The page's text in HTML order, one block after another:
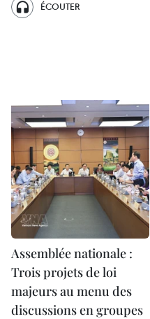
ÉCOUTER
Assemblée nationale :
Trois projets de loi
majeurs au menu des
discussions en groupes